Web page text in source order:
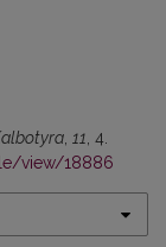
11 , 4.
view/18886